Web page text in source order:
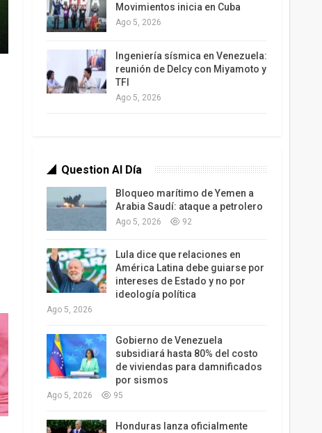
Movimientos inicia en Cuba
Ago 5, 2026
Ingeniería sísmica en Venezuela:
reunión de Delcy con Miyamoto y
TFI
Ago 5, 2026
Question Al Día
Bloqueo marítimo de Yemen a
Arabia Saudí: ataque a petrolero
Ago 5, 2026 92
Lula dice que relaciones en
América Latina debe guiarse por
intereses de Estado y no por
ideología política
Ago 5, 2026
Gobierno de Venezuela
subsidiará hasta 80% del costo
de viviendas para damnificados
por sismos
Ago 5, 2026 95
Honduras lanza oficialmente